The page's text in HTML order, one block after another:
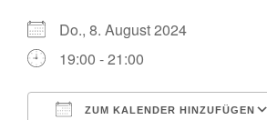
Do., 8. August 2024
19:00 - 21:00
ZUM KALENDER HINZUFÜGEN